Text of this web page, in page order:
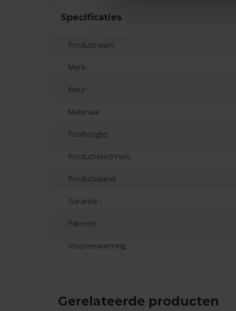
Specificaties
Productnaam:
Merk:
Kleur:
Materiaal:
Poolhoogte:
Productietechniek:
Productieland:
Garantie :
Patroon:
Vloerverwarming:
Gerelateerde producten